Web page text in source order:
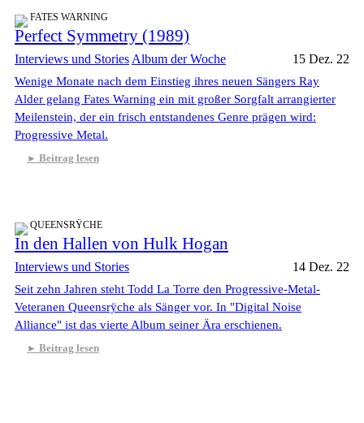
FATES WARNING
Perfect Symmetry (1989)
Interviews und Stories Album der Woche 15 Dez. 22
Wenige Monate nach dem Einstieg ihres neuen Sängers Ray
Alder gelang Fates Warning ein mit großer Sorgfalt arrangierter
Meilenstein, der ein frisch entstandenes Genre prägen wird:
Progressive Metal.
Beitrag lesen
QUEENSRŸCHE
In den Hallen von Hulk Hogan
Interviews und Stories 14 Dez. 22
Seit zehn Jahren steht Todd La Torre den Progressive-Metal-
Veteranen Queensrÿche als Sänger vor. In "Digital Noise
Alliance" ist das vierte Album seiner Ära erschienen.
Beitrag lesen